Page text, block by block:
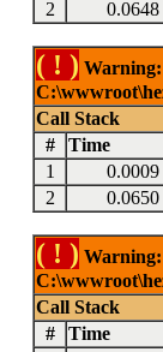
2 0.0648
( ! ) Warning:
Call Stack
#
Time
1
0.0009
2
0.0650
( ! ) Warning:
Call Stack
#
Time